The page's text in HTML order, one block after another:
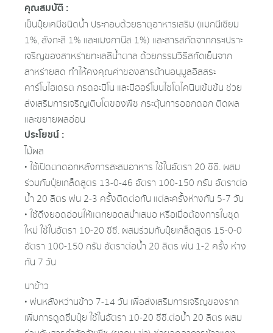
คุณสมบัติ :
เป็นปุ๋ยเคมีชนิดน้ำ ประกอบด้วยธาตุอาหารเสริม (แมกนีเซียม
1%, สังกะสี 1% และแมงกานีส 1%) และสารสกัดจากกระเปราะ
เจริญของสาหร่ายทะเลสีน้ำตาล ด้วยกรรมวิธีสกัดเย็นจาก
สาหร่ายสด ทำให้คงคุณค่าของสารต้านอนุมูลอิสสระ
คาร์โบไฮเดรต กรดอะมิโน และมีฮอร์โมนไซโตไคนินเข้มข้น ช่วย
ส่งเสริมการเจริญเติบโตของพืช กระตุ้นการออกดอก ติดผล
และขยายผลอ่อน
ประโยชน์ :
ไม้ผล
• ใช้เปิดตาดอกหลังการสะสมอาหาร ใช้ในอัตรา 20 ซีซี. ผสม
ร่วมกับปุ๋ยเกล็ดสูตร 13-0-46 อัตรา 100-150 กรัม อัตราต่อ
น้ำ 20 ลิตร พ่น 2-3 ครั้งติดต่อกัน แต่ละครั้งห่างกัน 5-7 วัน
• ใช้ดึงยอดอ่อนให้แตกยอดสม่ำเสมอ หรือเมื่อต้องการใบชุด
ใหม่ ใช้ในอัตรา 10-20 ซีซี. ผสมร่วมกับปุ๋ยเกล็ดสูตร 15-0-0
อัตรา 100-150 กรัม อัตราต่อน้ำ 20 ลิตร พ่น 1-2 ครั้ง ห่าง
กัน 7 วัน
นาข้าว
• พ่นหลังหว่านข้าว 7-14 วัน เพื่อส่งเสริมการเจริญของราก
เพิ่มการดูดซึมปุ๋ย ใช้ในอัตรา 10-20 ซีซี.ต่อน้ำ 20 ลิตร ผสม